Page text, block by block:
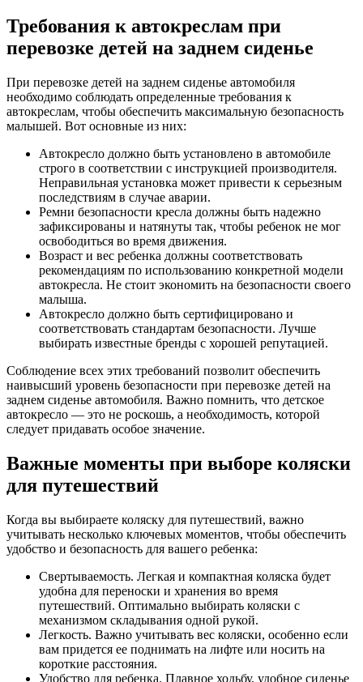
Требования к автокреслам при
перевозке детей на заднем сиденье
При перевозке детей на заднем сиденье автомобиля
необходимо соблюдать определенные требования к
автокреслам, чтобы обеспечить максимальную безопасность
малышей. Вот основные из них:
Автокресло должно быть установлено в автомобиле
строго в соответствии с инструкцией производителя.
Неправильная установка может привести к серьезным
последствиям в случае аварии.
Ремни безопасности кресла должны быть надежно
зафиксированы и натянуты так, чтобы ребенок не мог
освободиться во время движения.
Возраст и вес ребенка должны соответствовать
рекомендациям по использованию конкретной модели
автокресла. Не стоит экономить на безопасности своего
малыша.
Автокресло должно быть сертифицировано и
соответствовать стандартам безопасности. Лучше
выбирать известные бренды с хорошей репутацией.
Соблюдение всех этих требований позволит обеспечить
наивысший уровень безопасности при перевозке детей на
заднем сиденье автомобиля. Важно помнить, что детское
автокресло — это не роскошь, а необходимость, которой
следует придавать особое значение.
Важные моменты при выборе коляски
для путешествий
Когда вы выбираете коляску для путешествий, важно
учитывать несколько ключевых моментов, чтобы обеспечить
удобство и безопасность для вашего ребенка:
Свертываемость. Легкая и компактная коляска будет
удобна для переноски и хранения во время
путешествий. Оптимально выбирать коляски с
механизмом складывания одной рукой.
Легкость. Важно учитывать вес коляски, особенно если
вам придется ее поднимать на лифте или носить на
короткие расстояния.
Удобство для ребенка. Плавное ходьбу, удобное сиденье